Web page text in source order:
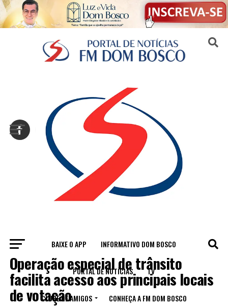
BAIXE O APP INFORMATIVO DOM BOSCO
PORTAL DE NOTÍCIAS TV
CLUBE DE AMIGOS CONHEÇA A FM DOM BOSCO
LEGADO
Operação especial de trânsito
facilita acesso aos principais locais
de votação
Sair da versão mobile